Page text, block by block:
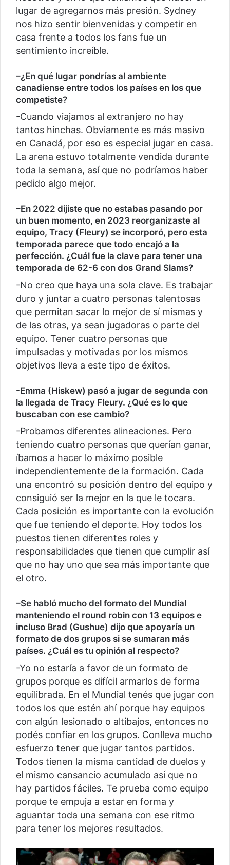
lugar de agregarnos más presión. Sydney
nos hizo sentir bienvenidas y competir en
casa frente a todos los fans fue un
sentimiento increíble.
–¿En qué lugar pondrías al ambiente
canadiense entre todos los países en los que
competiste?
-Cuando viajamos al extranjero no hay
tantos hinchas. Obviamente es más masivo
en Canadá, por eso es especial jugar en casa.
La arena estuvo totalmente vendida durante
toda la semana, así que no podríamos haber
pedido algo mejor.
–En 2022 dijiste que no estabas pasando por
un buen momento, en 2023 reorganizaste al
equipo, Tracy (Fleury) se incorporó, pero esta
temporada parece que todo encajó a la
perfección. ¿Cuál fue la clave para tener una
temporada de 62-6 con dos Grand Slams?
-No creo que haya una sola clave. Es trabajar
duro y juntar a cuatro personas talentosas
que permitan sacar lo mejor de sí mismas y
de las otras, ya sean jugadoras o parte del
equipo. Tener cuatro personas que
impulsadas y motivadas por los mismos
objetivos lleva a este tipo de éxitos.
-Emma (Hiskew) pasó a jugar de segunda con
la llegada de Tracy Fleury. ¿Qué es lo que
buscaban con ese cambio?
-Probamos diferentes alineaciones. Pero
teniendo cuatro personas que querían ganar,
íbamos a hacer lo máximo posible
independientemente de la formación. Cada
una encontró su posición dentro del equipo y
consiguió ser la mejor en la que le tocara.
Cada posición es importante con la evolución
que fue teniendo el deporte. Hoy todos los
puestos tienen diferentes roles y
responsabilidades que tienen que cumplir así
que no hay uno que sea más importante que
el otro.
–Se habló mucho del formato del Mundial
manteniendo el round robin con 13 equipos e
incluso Brad (Gushue) dijo que apoyaría un
formato de dos grupos si se sumaran más
países. ¿Cuál es tu opinión al respecto?
-Yo no estaría a favor de un formato de
grupos porque es difícil armarlos de forma
equilibrada. En el Mundial tenés que jugar con
todos los que estén ahí porque hay equipos
con algún lesionado o altibajos, entonces no
podés confiar en los grupos. Conlleva mucho
esfuerzo tener que jugar tantos partidos.
Todos tienen la misma cantidad de duelos y
el mismo cansancio acumulado así que no
hay partidos fáciles. Te prueba como equipo
porque te empuja a estar en forma y
aguantar toda una semana con ese ritmo
para tener los mejores resultados.